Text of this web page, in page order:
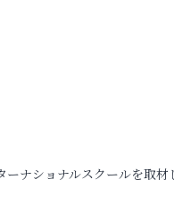
ナショナルスクールを取材